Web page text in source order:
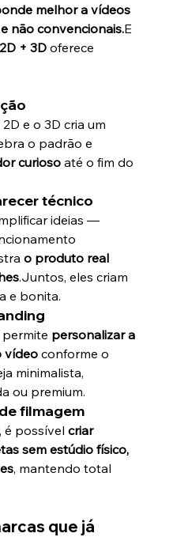
melhor a vídeos
não convencionais.E
+ 3D oferece
e o 3D cria um
o padrão e
curioso até o fim do
técnico
ideias —
o produto real
.Juntos, eles criam
e bonita.
personalizar a
vídeo conforme o
minimalista,
ou premium.
filmagem
é possível criar
sem estúdio físico,
, mantendo total
que já